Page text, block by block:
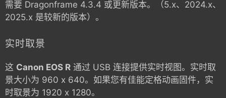
需要 Dragonframe 4.3.4 或更新版本。（5.x、2024.x、
2025.x 是较新的版本）。
实时取景
这 Canon EOS R 通过 USB 连接提供实时视图。实时取
景大小为 960 x 640。如果您有佳能定格动画固件，实
时取景为 1920 x 1280。